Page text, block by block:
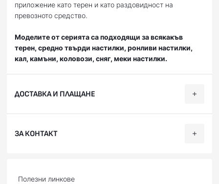
приложение като терен и като раздовидност на
превозното средство.
Моделите от серията са подходящи за всякакъв
терен, средно твърди настилки, ронливи настилки,
кал, камъни, коловози, сняг, меки настилки.
ДОСТАВКА И ПЛАЩАНЕ
професионализъм при доставката на Вашите поръчки,
Доставяме до всяка точка на България в рамките на 1-2
ЗА КОНТАКТ
Facebook:facebook.com/BobiMX
Полезни линкове